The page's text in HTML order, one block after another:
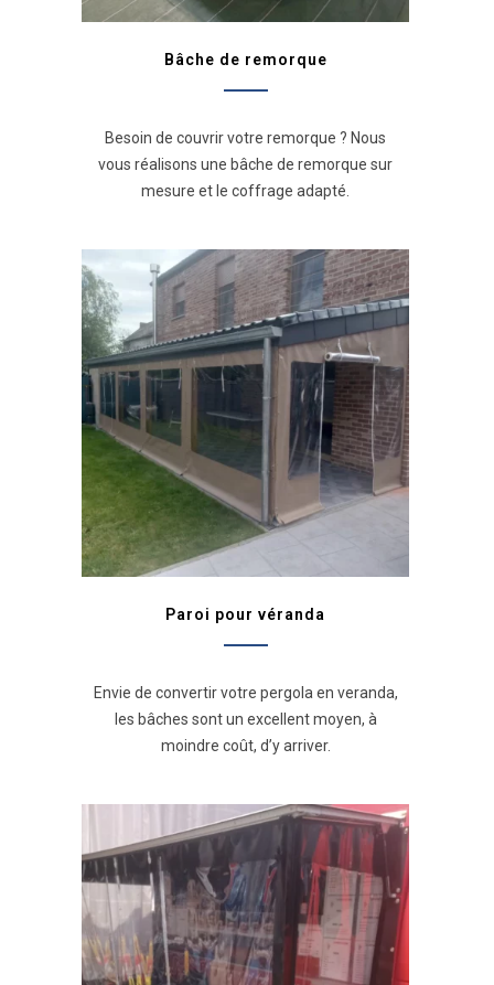
Bâche de remorque
Besoin de couvrir votre remorque ? Nous
vous réalisons une bâche de remorque sur
mesure et le coffrage adapté.
Paroi pour véranda
Envie de convertir votre pergola en veranda,
les bâches sont un excellent moyen, à
moindre coût, d’y arriver.